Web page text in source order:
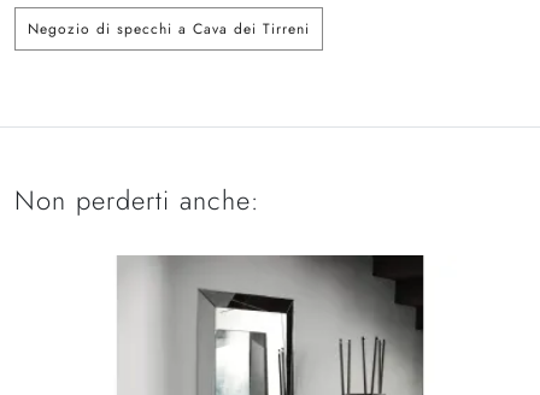
Negozio di specchi a Cava dei Tirreni
Non perderti anche: